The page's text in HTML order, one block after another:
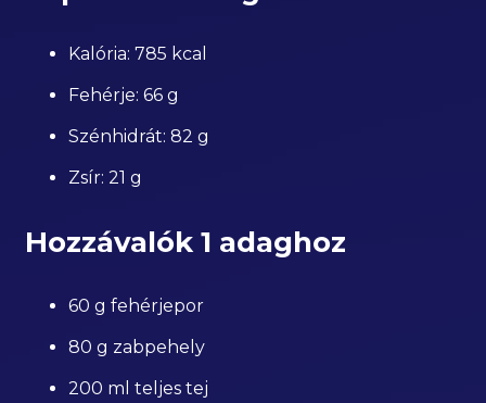
Kalória: 785 kcal
Fehérje: 66 g
Szénhidrát: 82 g
Zsír: 21 g
Hozzávalók 1 adaghoz
60 g fehérjepor
80 g zabpehely
200 ml teljes tej